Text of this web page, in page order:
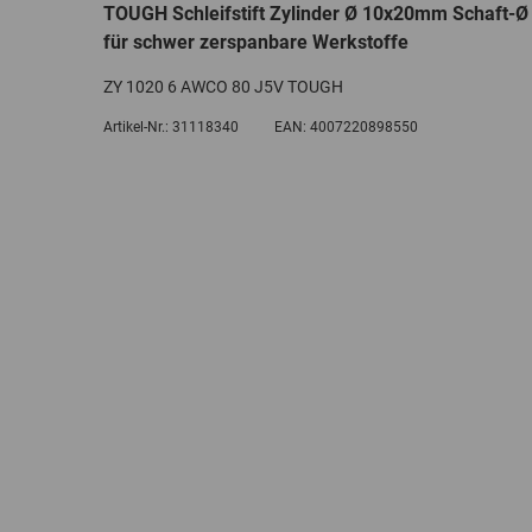
TOUGH Schleifstift Zylinder Ø 10x20mm Schaft-Ø
für schwer zerspanbare Werkstoffe
ZY 1020 6 AWCO 80 J5V TOUGH
Artikel-Nr.: 31118340 EAN: 4007220898550